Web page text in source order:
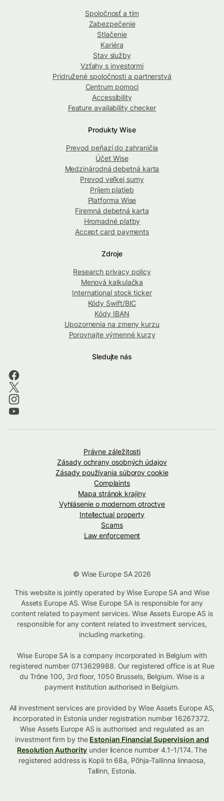
Spoločnosť a tím
Zabezpečenie
Stlačenie
Kariéra
Stav služby
Vzťahy s investormi
Pridružené spoločnosti a partnerstvá
Centrum pomoci
Accessibility
Feature availability checker
Produkty Wise
Prevod peňazí do zahraničia
Účet Wise
Medzinárodná debetná karta
Prevod veľkej sumy
Príjem platieb
Platforma Wise
Firemná debetná karta
Hromadné platby
Accept card payments
Zdroje
Research privacy policy
Menová kalkulačka
International stock ticker
Kódy Swift/BIC
Kódy IBAN
Upozornenia na zmeny kurzu
Porovnajte výmenné kurzy
Sledujte nás
Právne záležitosti
Zásady ochrany osobných údajov
Zásady používania súborov cookie
Complaints
Mapa stránok krajiny
Vyhlásenie o modernom otroctve
Intellectual property
Scams
Law enforcement
© Wise Europe SA 2026
This website is jointly operated by Wise Europe SA and Wise
Assets Europe AS. Wise Europe SA is responsible for any
content related to payment services. Wise Assets Europe AS is
responsible for any content related to investment services,
including marketing.
Wise Europe SA is a company incorporated in Belgium with
registered number 0713629988. Our registered office is at Rue
du Trône 100, 3rd floor, 1050 Brussels, Belgium. Wise is a
payment institution authorised in Belgium.
All investment services are provided by Wise Assets Europe AS,
incorporated in Estonia under registration number 16267372.
Wise Assets Europe AS is authorised and regulated as an
investment firm by the Estonian Financial Supervision and
Resolution Authority under licence number 4.1-1/174. The
registered address is Kopli tn 68a, Põhja-Tallinna linnaosa,
Tallinn, Estonia.